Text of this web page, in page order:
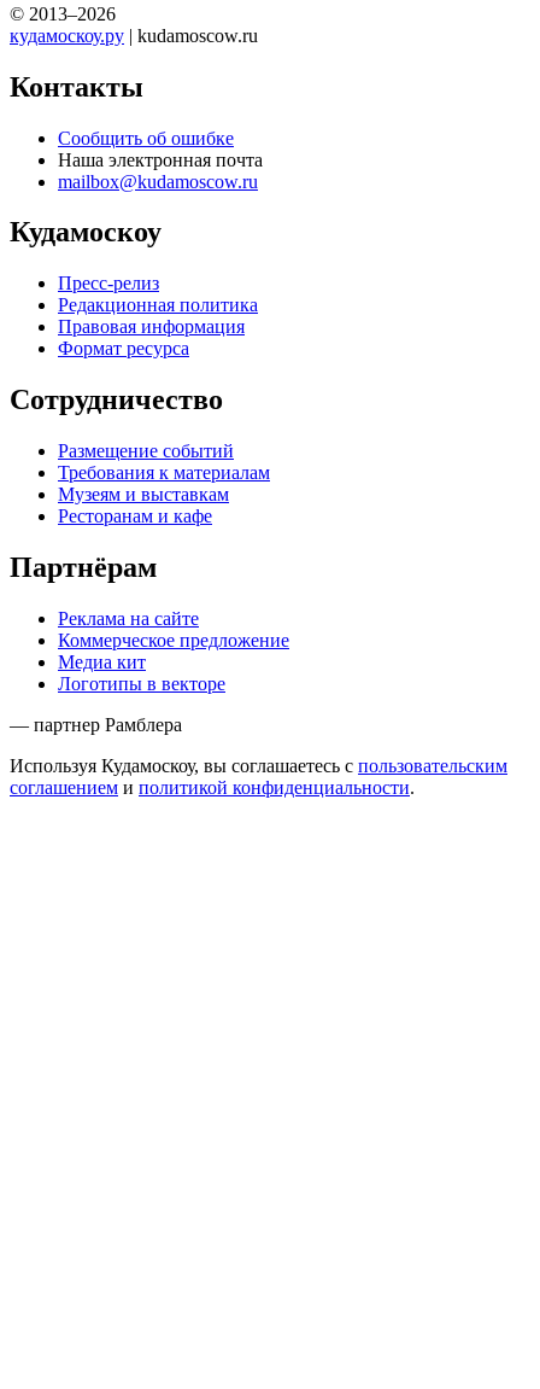
© 2013–2026
кудамоскоу.ру | kudamoscow.ru
Контакты
Сообщить об ошибке
Наша электронная почта
mailbox@kudamoscow.ru
Кудамоскоу
Пресс-релиз
Редакционная политика
Правовая информация
Формат ресурса
Сотрудничество
Размещение событий
Требования к материалам
Музеям и выставкам
Ресторанам и кафе
Партнёрам
Реклама на сайте
Коммерческое предложение
Медиа кит
Логотипы в векторе
— партнер Рамблера
Используя Кудамоскоу, вы соглашаетесь с пользовательским
соглашением и политикой конфиденциальности.